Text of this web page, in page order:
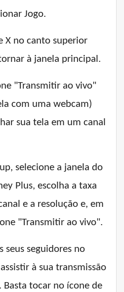
Jogo.
X no canto superior
à janela principal.
"Transmitir ao vivo"
com uma webcam)
sua tela em um canal
selecione a janela do
Plus, escolha a taxa
e a resolução e, em
"Transmitir ao vivo".
seus seguidores no
à sua transmissão
Basta tocar no ícone de